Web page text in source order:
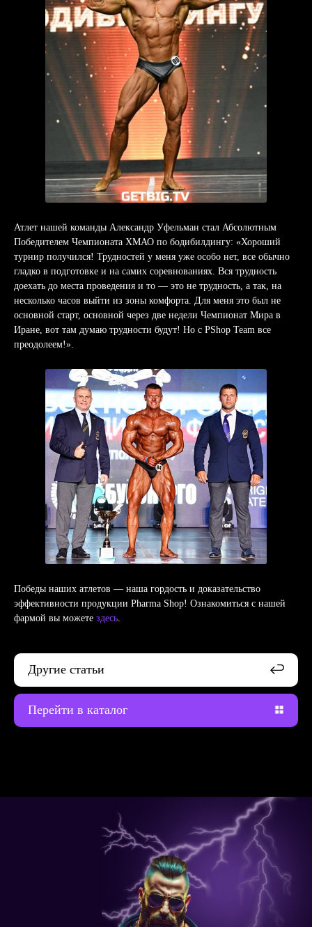
менеджеру
Атлет нашей команды Александр Уфельман стал Абсолютным
Победителем Чемпионата ХМАО по бодибилдингу: «Хороший
турнир получился! Трудностей у меня уже особо нет, все обычно
гладко в подготовке и на самих соревнованиях. Вся трудность
доехать до места проведения и то — это не трудность, а так, на
несколько часов выйти из зоны комфорта. Для меня это был не
основной старт, основной через две недели Чемпионат Мира в
Иране, вот там думаю трудности будут! Но с PShop Теаm все
преодолеем!».
Победы наших атлетов — наша гордость и доказательство
эффективности продукции Pharma Shop! Ознакомиться с нашей
фармой вы можете здесь.
Другие статьи
Перейти в каталог